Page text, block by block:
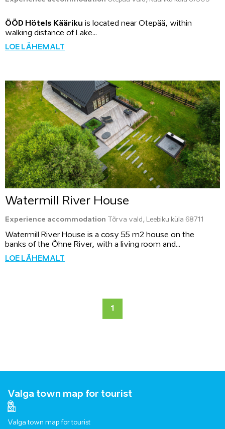
ÖÖD Hötels Kääriku is located near Otepää, within
walking distance of Lake...
LOE LÄHEMALT
Watermill River House
Experience accommodation Tõrva vald, Leebiku küla 68711
Watermill River House is a cosy 55 m2 house on the
banks of the Õhne River, with a living room and...
LOE LÄHEMALT
1
Valga town map for tourist
Valga town map for tourist